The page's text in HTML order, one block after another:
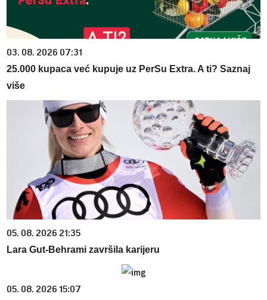
03. 08. 2026 07:31
25.000 kupaca već kupuje uz PerSu Extra. A ti? Saznaj
više
05. 08. 2026 21:35
Lara Gut-Behrami završila karijeru
05. 08. 2026 15:07